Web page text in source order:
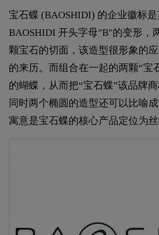
宝石蝶 (BAOSHIDI) 的企业徽标
BAOSHIDI 开头字母"B"的变形，
颗宝石的切面，该造型很形象的
的来历。而组合在一起的两颗“宝
的蝴蝶，从而把“宝石蝶”该品牌
同时两个椭圆的造型还可以比喻
寓意是宝石蝶的核心产品定位为丝